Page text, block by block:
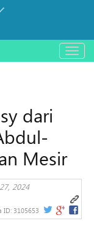
باز
و
dari
Mesir
2024
ID: 3105653